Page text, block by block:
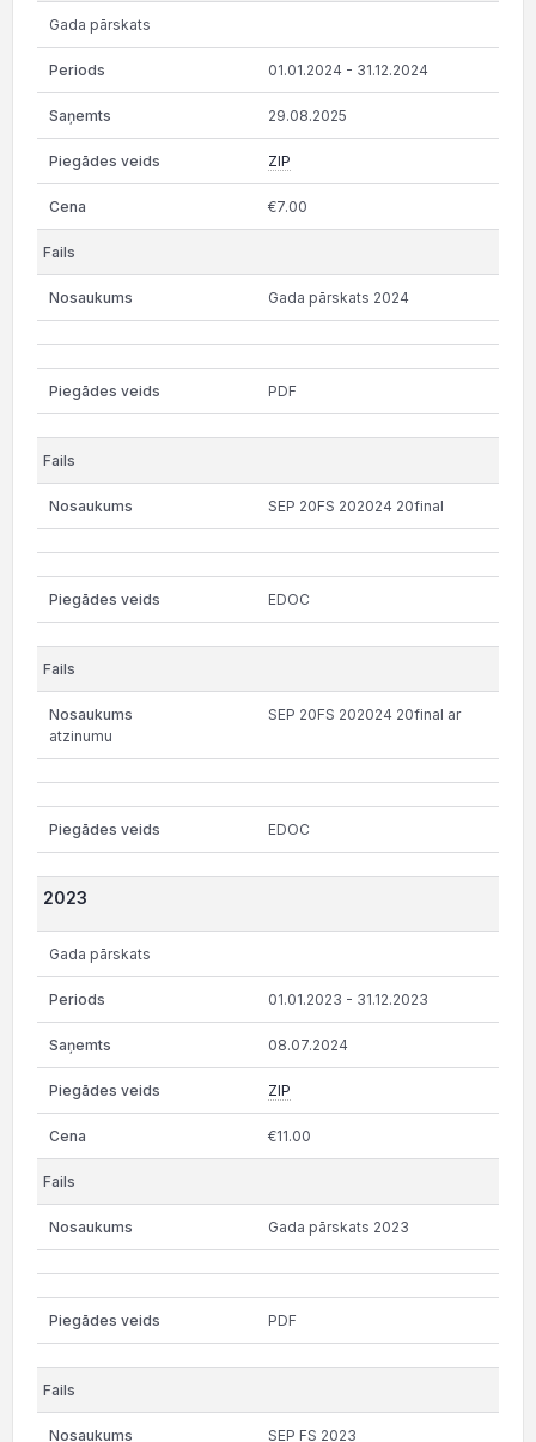
Gada pārskats
01.01.2024 - 31.12.2024
29.08.2025
ZIP
€7.00
Gada pārskats 2024
PDF
SEP 20FS 202024 20final
EDOC
SEP 20FS 202024 20final ar
atzinumu
EDOC
2023
Gada pārskats
01.01.2023 - 31.12.2023
08.07.2024
ZIP
€11.00
Gada pārskats 2023
PDF
SEP FS 2023